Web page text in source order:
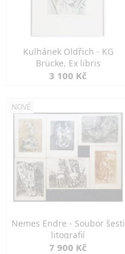
Kulhánek Oldřich - KG
Brücke, Ex libris
3 100 Kč
NOVÉ
Nemes Endre - Soubor šesti
litografií
7 900 Kč